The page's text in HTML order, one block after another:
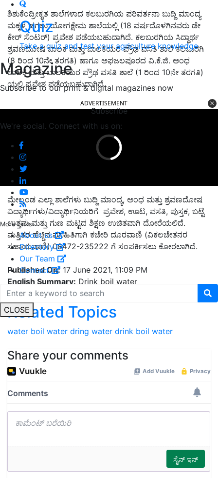
Quiz
Take a quiz and test your agriculture knowledge
Magazine
Subscribe to our print & digital magazines now
Subscribe
We're social. Connect with us on:
More Links
About us
Directory
Our Team
Contact
CLOSE
ಶಿಶುಕೆಂದ್ರೀಕೃತ ಶಾಲೆಗಳಾದ ಕಲಬುರಗಿಯ ಪರಿವರ್ತನಾ ಬುದ್ದಿ ಮಾಂದ್ಯ
ಮಕ್ಕಳ ಹಗಲು ಯೋಗಕ್ಷೇಮ ಶಾಲೆಯಲ್ಲಿ (18 ವರ್ಷದೊಳಗಿನವರು ಡೇ
ಕೇರ್ ಸೆಂಟರ್) ಪ್ರವೇಶ ಪಡೆಯಬಹುದಾಗಿದೆ. ಕಲಬುರಗಿಯ ಸಿದ್ಧಾರ್ಥ
ಶ್ರವಣದೋಷ ಬಾಲಕ ಮತ್ತು ಬಾಲಕಿಯರ ಪ್ರೌಢ ವಸತಿ ಶಾಲೆ ಕಲಬುರಗಿ
(8 ರಿಂದ 10ನೇ ತರಗತಿ) ಹಾಗೂ ಅಫಜಲಪೂರದ ವಿ.ಕೆ.ಜಿ. ಅಂಧ
ಬಾಲಕ ಮತ್ತು ಬಾಲಕಿಯರ ಪ್ರೌಢ ವಸತಿ ಶಾಲೆ (1 ರಿಂದ 10ನೇ ತರಗತಿ)
ಯಲ್ಲಿ ಪ್ರವೇಶ ಪಡೆಯಬಹುದಾಗಿದೆ.
ADVERTISEMENT
ಮೇಲ್ಕಂಡ ಎಲ್ಲಾ ಶಾಲೆಗಳು ಬುದ್ದಿ ಮಾಂದ್ಯ, ಅಂಧ ಮತ್ತು ಶ್ರವಣದೋಷ
ವಿದ್ಯಾರ್ಥಿಗಳು/ವಿದ್ಯಾರ್ಥಿನಿಯರಿಗೆ ಪ್ರವೇಶ, ಊಟ, ವಸತಿ, ಪುಸ್ತಕ, ಬಟ್ಟೆ
ಉತ್ತಮ ಮತ್ತು ಗುಣ ಮಟ್ಟದ ಶಿಕ್ಷಣ ಉಚಿತವಾಗಿ ದೋರೆಯಲಿದೆ.
ಮತ್ತಿತರ ಹೆಚ್ಚಿನ ಮಾಹಿತಿಗಾಗಿ ಕಚೇರಿ ದೂರವಾಣಿ (ವಿಕಲಚೇತನರ
ಸಹಾಯವಾಣಿ) 08472-235222 ಗೆ ಸಂಪರ್ಕಿಸಲು ಕೋರಲಾಗಿದೆ.
Published On: 17 June 2021, 11:09 PM
English Summary: Drink boil water
Related Topics
water boil water dring water drink boil water
Share your comments